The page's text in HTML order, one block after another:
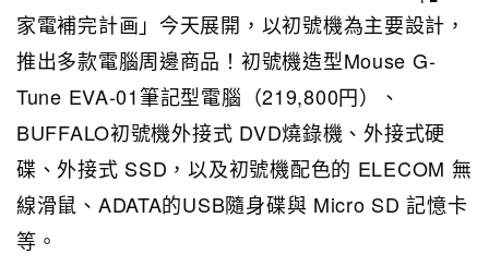
家電補完計画」今天展開，以初號機為主要設計，
推出多款電腦周邊商品！初號機造型Mouse G-
Tune EVA-01筆記型電腦（219,800円）、
BUFFALO初號機外接式 DVD燒錄機、外接式硬
碟、外接式 SSD，以及初號機配色的 ELECOM 無
線滑鼠、ADATA的USB隨身碟與 Micro SD 記憶卡
等。